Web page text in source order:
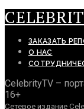
ЗАКАЗАТЬ
О НАС
CelebrityTV –
16+
Сетевое издание